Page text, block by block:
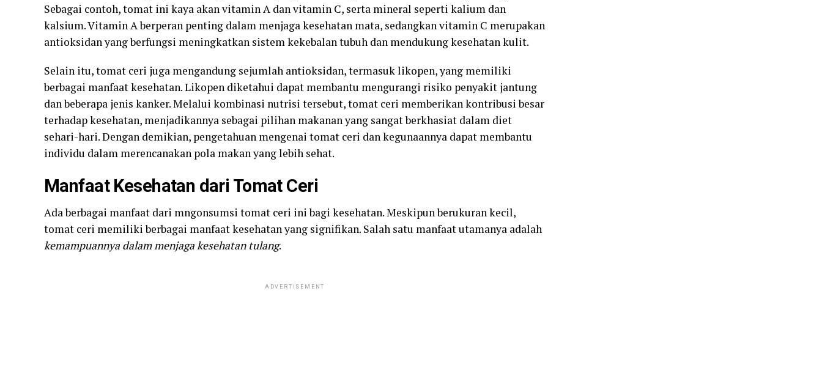
Sebagai contoh, tomat ini kaya akan vitamin A dan vitamin C, serta mineral seperti kalium dan
kalsium. Vitamin A berperan penting dalam menjaga kesehatan mata, sedangkan vitamin C merupakan
antioksidan yang berfungsi meningkatkan sistem kekebalan tubuh dan mendukung kesehatan kulit.
Selain itu, tomat ceri juga mengandung sejumlah antioksidan, termasuk likopen, yang memiliki
berbagai manfaat kesehatan. Likopen diketahui dapat membantu mengurangi risiko penyakit jantung
dan beberapa jenis kanker. Melalui kombinasi nutrisi tersebut, tomat ceri memberikan kontribusi besar
terhadap kesehatan, menjadikannya sebagai pilihan makanan yang sangat berkhasiat dalam diet
sehari-hari. Dengan demikian, pengetahuan mengenai tomat ceri dan kegunaannya dapat membantu
individu dalam merencanakan pola makan yang lebih sehat.
Manfaat Kesehatan dari Tomat Ceri
Ada berbagai manfaat dari mngonsumsi tomat ceri ini bagi kesehatan. Meskipun berukuran kecil,
tomat ceri memiliki berbagai manfaat kesehatan yang signifikan. Salah satu manfaat utamanya adalah
kemampuannya dalam menjaga kesehatan tulang.
ADVERTISEMENT